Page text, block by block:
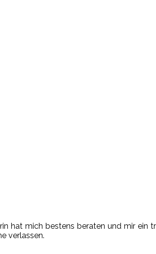
hat mich bestens beraten und mir ein
verlassen.